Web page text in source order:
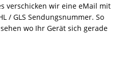
verschicken wir eine eMail mit
/ GLS Sendungsnummer. So
wo Ihr Gerät sich gerade